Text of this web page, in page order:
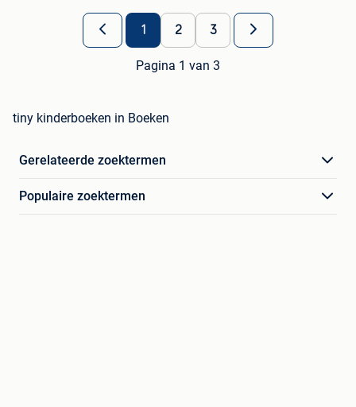
1 2 3
Pagina 1 van 3
tiny kinderboeken in Boeken
Gerelateerde zoektermen
Populaire zoektermen